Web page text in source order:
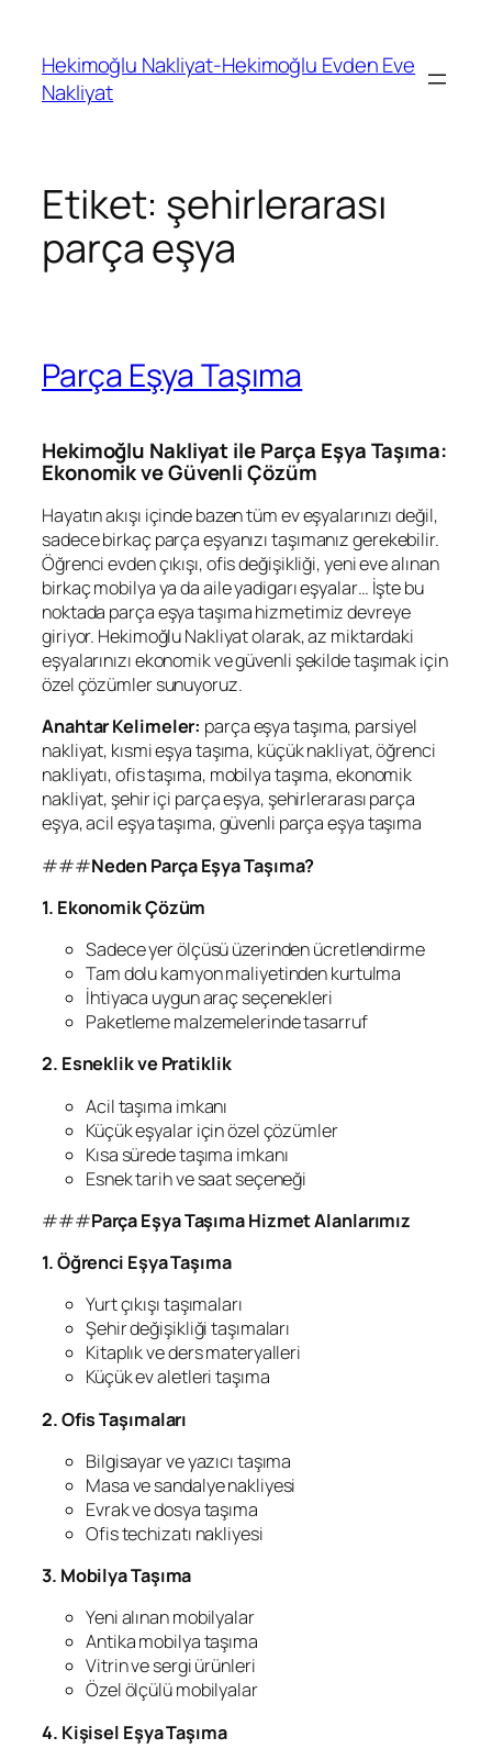
Hekimoğlu Nakliyat-Hekimoğlu Evden Eve
Nakliyat
Etiket: şehirlerarası
parça eşya
Parça Eşya Taşıma
Hekimoğlu Nakliyat ile Parça Eşya Taşıma:
Ekonomik ve Güvenli Çözüm
Hayatın akışı içinde bazen tüm ev eşyalarınızı değil,
sadece birkaç parça eşyanızı taşımanız gerekebilir.
Öğrenci evden çıkışı, ofis değişikliği, yeni eve alınan
birkaç mobilya ya da aile yadigarı eşyalar… İşte bu
noktada parça eşya taşıma hizmetimiz devreye
giriyor. Hekimoğlu Nakliyat olarak, az miktardaki
eşyalarınızı ekonomik ve güvenli şekilde taşımak için
özel çözümler sunuyoruz.
Anahtar Kelimeler: parça eşya taşıma, parsiyel
nakliyat, kısmi eşya taşıma, küçük nakliyat, öğrenci
nakliyatı, ofis taşıma, mobilya taşıma, ekonomik
nakliyat, şehir içi parça eşya, şehirlerarası parça
eşya, acil eşya taşıma, güvenli parça eşya taşıma
###Neden Parça Eşya Taşıma?
1. Ekonomik Çözüm
Sadece yer ölçüsü üzerinden ücretlendirme
Tam dolu kamyon maliyetinden kurtulma
İhtiyaca uygun araç seçenekleri
Paketleme malzemelerinde tasarruf
2. Esneklik ve Pratiklik
Acil taşıma imkanı
Küçük eşyalar için özel çözümler
Kısa sürede taşıma imkanı
Esnek tarih ve saat seçeneği
###Parça Eşya Taşıma Hizmet Alanlarımız
1. Öğrenci Eşya Taşıma
Yurt çıkışı taşımaları
Şehir değişikliği taşımaları
Kitaplık ve ders materyalleri
Küçük ev aletleri taşıma
2. Ofis Taşımaları
Bilgisayar ve yazıcı taşıma
Masa ve sandalye nakliyesi
Evrak ve dosya taşıma
Ofis techizatı nakliyesi
3. Mobilya Taşıma
Yeni alınan mobilyalar
Antika mobilya taşıma
Vitrin ve sergi ürünleri
Özel ölçülü mobilyalar
4. Kişisel Eşya Taşıma